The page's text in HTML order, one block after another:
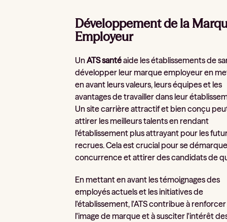
Développement de la
Employeur
UnATS santéaide les établissements de
développer leur marque employeur en
en avant leurs valeurs, leurs équipes et les
avantages de travailler dans leur
Un site carrière attractif et bien conçu
attirer les meilleurs talents en rendant
l'établissement plus attrayant pour les
recrues. Cela est crucial pour se
concurrence et attirer des candidats de
En mettant en avant les témoignages des
employés actuels et les initiatives de
l'établissement, l'ATS contribue à renforcer
l'image de marque et à susciter l'intérêt